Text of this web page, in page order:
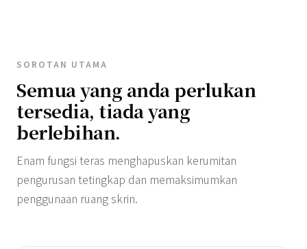
SOROTAN UTAMA
Semua yang anda perlukan
tersedia, tiada yang
berlebihan.
Enam fungsi teras menghapuskan kerumitan
pengurusan tetingkap dan memaksimumkan
penggunaan ruang skrin.